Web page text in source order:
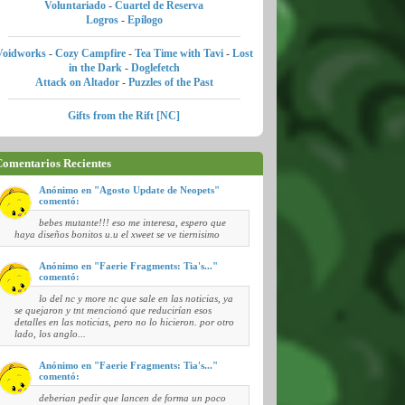
Voluntariado -Cuartel de Reserva
Logros- Epílogo
- Cozy Campfire - Tea Time with Tavi- Lost
in the Dark- Doglefetch
Attack on Altador- Puzzles of the Past
Gifts from the Rift [NC]
Recientes
Anónimo en "Agosto Update de Neopets"
comentó:
bebes mutante!!! eso me interesa, espero que
haya diseños bonitos u.u el xweet se ve tiernisimo
Anónimo en "Faerie Fragments: Tia's..."
comentó:
lo del nc y more nc que sale en las noticias, ya
se quejaron y tnt mencionó que reducirían esos
detalles en las noticias, pero no lo hicieron. por otro
lado, los anglo...
Anónimo en "Faerie Fragments: Tia's..."
comentó:
deberian pedir que lancen de forma un poco